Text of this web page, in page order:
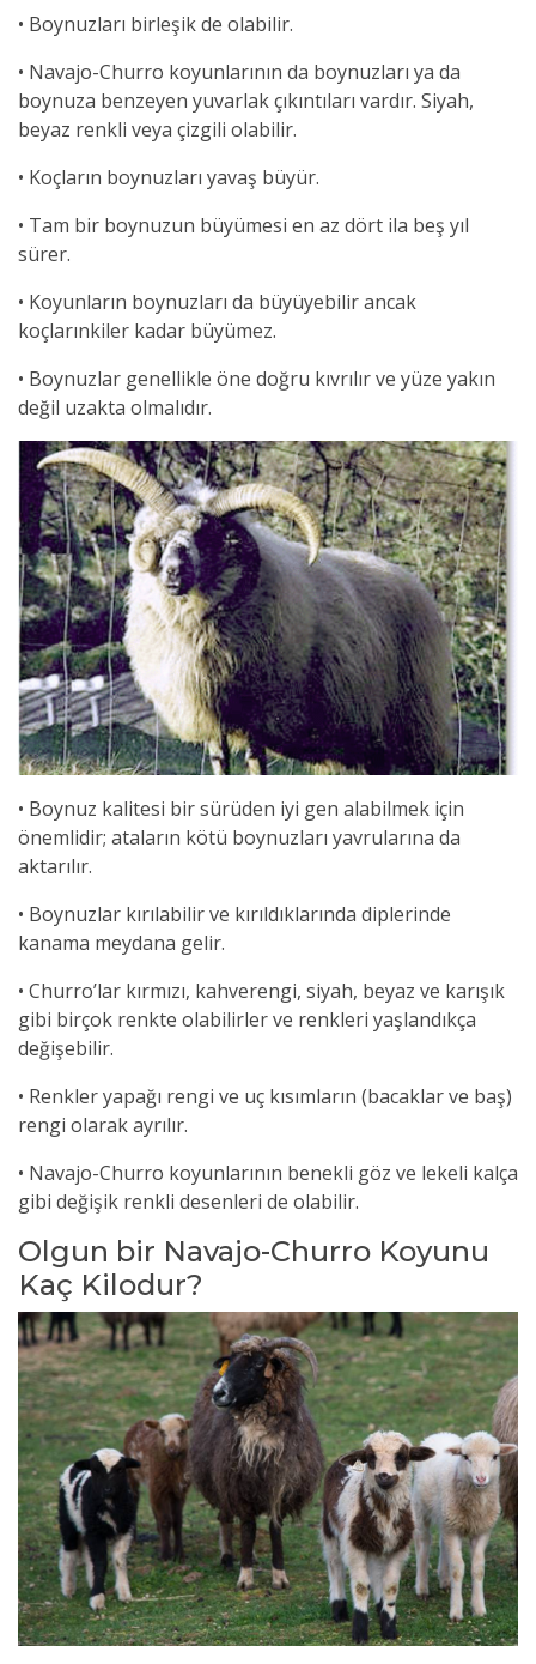
• Boynuzları birleşik de olabilir.
• Navajo-Churro koyunlarının da boynuzları ya da
boynuza benzeyen yuvarlak çıkıntıları vardır. Siyah,
beyaz renkli veya çizgili olabilir.
• Koçların boynuzları yavaş büyür.
• Tam bir boynuzun büyümesi en az dört ila beş yıl
sürer.
• Koyunların boynuzları da büyüyebilir ancak
koçlarınkiler kadar büyümez.
• Boynuzlar genellikle öne doğru kıvrılır ve yüze yakın
değil uzakta olmalıdır.
• Boynuz kalitesi bir sürüden iyi gen alabilmek için
önemlidir; ataların kötü boynuzları yavrularına da
aktarılır.
• Boynuzlar kırılabilir ve kırıldıklarında diplerinde
kanama meydana gelir.
• Churro’lar kırmızı, kahverengi, siyah, beyaz ve karışık
gibi birçok renkte olabilirler ve renkleri yaşlandıkça
değişebilir.
• Renkler yapağı rengi ve uç kısımların (bacaklar ve baş)
rengi olarak ayrılır.
• Navajo-Churro koyunlarının benekli göz ve lekeli kalça
gibi değişik renkli desenleri de olabilir.
Olgun bir Navajo-Churro Koyunu
Kaç Kilodur?